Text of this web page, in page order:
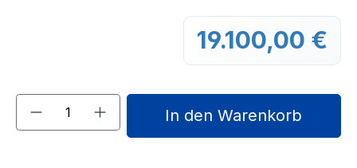
19.100,00 €
Produkt Anzahl: Gib den gewünschten
In den Warenkorb